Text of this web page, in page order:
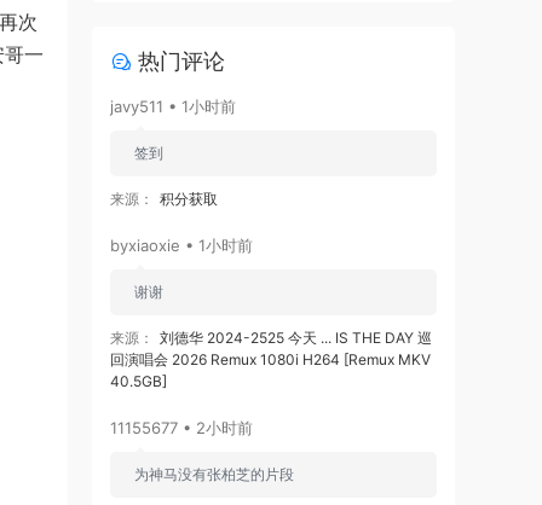
次
一
热门评论
javy511 • 1小时前
签到
来源： 积分获取
byxiaoxie • 1小时前
谢谢
来源：
刘德华 2024-2525 今天 ... IS THE DAY 巡
回演唱会 2026 Remux 1080i H264 [Remux MKV
40.5GB]
11155677 • 2小时前
为神马没有张柏芝的片段